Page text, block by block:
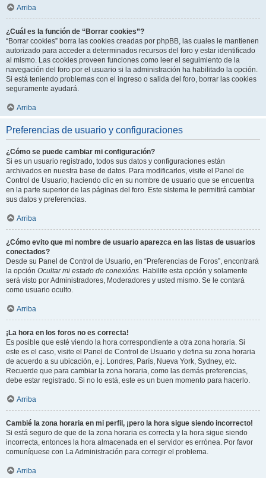
Arriba
¿Cuál es la función de “Borrar cookies”?
“Borrar cookies” borra las cookies creadas por phpBB, las cuales le mantienen
autorizado para acceder a determinados recursos del foro y estar identificado
al mismo. Las cookies proveen funciones como leer el seguimiento de la
navegación del foro por el usuario si la administración ha habilitado la opción.
Si está teniendo problemas con el ingreso o salida del foro, borrar las cookies
seguramente ayudará.
Arriba
Preferencias de usuario y configuraciones
¿Cómo se puede cambiar mi configuración?
Si es un usuario registrado, todos sus datos y configuraciones están
archivados en nuestra base de datos. Para modificarlos, visite el Panel de
Control de Usuario; haciendo clic en su nombre de usuario que se encuentra
en la parte superior de las páginas del foro. Este sistema le permitirá cambiar
sus datos y preferencias.
Arriba
¿Cómo evito que mi nombre de usuario aparezca en las listas de usuarios
conectados?
Desde su Panel de Control de Usuario, en “Preferencias de Foros”, encontrará
la opción Ocultar mi estado de conexións. Habilite esta opción y solamente
será visto por Administradores, Moderadores y usted mismo. Se le contará
como usuario oculto.
Arriba
¡La hora en los foros no es correcta!
Es posible que esté viendo la hora correspondiente a otra zona horaria. Si
este es el caso, visite el Panel de Control de Usuario y defina su zona horaria
de acuerdo a su ubicación, e.j. Londres, París, Nueva York, Sydney, etc.
Recuerde que para cambiar la zona horaria, como las demás preferencias,
debe estar registrado. Si no lo está, este es un buen momento para hacerlo.
Arriba
Cambié la zona horaria en mi perfil, ¡pero la hora sigue siendo incorrecto!
Si está seguro de que de la zona horaria es correcta y la hora sigue siendo
incorrecta, entonces la hora almacenada en el servidor es errónea. Por favor
comuníquese con La Administración para corregir el problema.
Arriba